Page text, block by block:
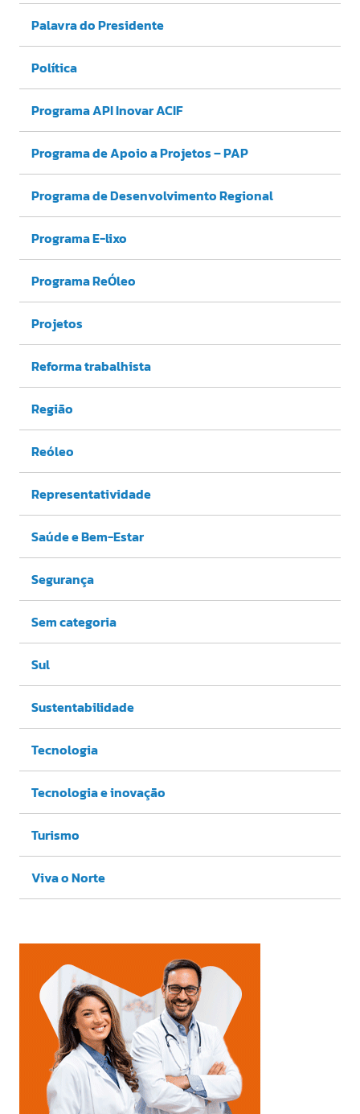
Palavra do Presidente
Política
Programa API Inovar ACIF
Programa de Apoio a Projetos – PAP
Programa de Desenvolvimento Regional
Programa E-lixo
Programa ReÓleo
Projetos
Reforma trabalhista
Região
Reóleo
Representatividade
Saúde e Bem-Estar
Segurança
Sem categoria
Sul
Sustentabilidade
Tecnologia
Tecnologia e inovação
Turismo
Viva o Norte